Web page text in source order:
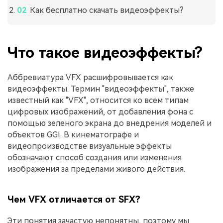
Как бесплатно скачать видеоэффекты?
Что такое видеоэффекты?
Аббревиатура VFX расшифровывается как
видеоэффекты. Термин "видеоэффекты", также
известный как "VFX", относится ко всем типам
цифровых изображений, от добавления фона с
помощью зеленого экрана до внедрения моделей и
объектов GGI. В кинематографе и
видеопроизводстве визуальные эффекты
обозначают способ создания или изменения
изображения за пределами живого действия.
Чем VFX отличается от SFX?
Эти понятия зачастую непонятны, поэтому мы